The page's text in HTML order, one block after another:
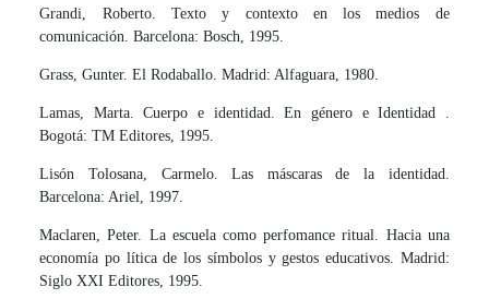
Grandi, Roberto. Texto y contexto en los medios de
comunicación. Barcelona: Bosch, 1995.
Grass, Gunter. El Rodaballo. Madrid: Alfaguara, 1980.
Lamas, Marta. Cuerpo e identidad. En género e Identidad .
Bogotá: TM Editores, 1995.
Lisón Tolosana, Carmelo. Las máscaras de la identidad.
Barcelona: Ariel, 1997.
Maclaren, Peter. La escuela como perfomance ritual. Hacia una
economía po­ lítica de los símbolos y gestos educativos. Madrid:
Siglo XXI Editores, 1995.